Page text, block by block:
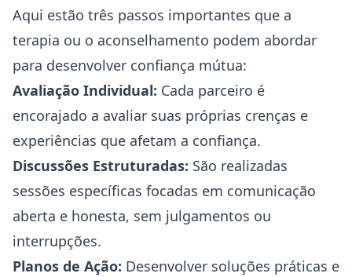
Aqui estão três passos importantes que a
terapia ou o aconselhamento podem abordar
para desenvolver confiança mútua:
Avaliação Individual: Cada parceiro é
encorajado a avaliar suas próprias crenças e
experiências que afetam a confiança.
Discussões Estruturadas: São realizadas
sessões específicas focadas em comunicação
aberta e honesta, sem julgamentos ou
interrupções.
Planos de Ação: Desenvolver soluções práticas e